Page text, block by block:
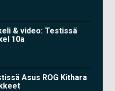
& video: Testissä
10a
Asus ROG Kithara